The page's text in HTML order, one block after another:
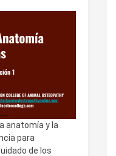
anatomía y la
para
de los